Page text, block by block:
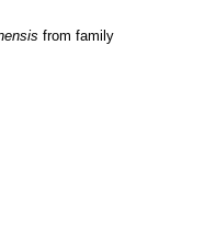
from family